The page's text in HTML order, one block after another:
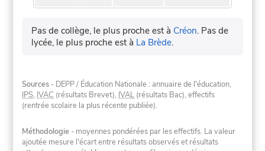
Pas de collège, le plus proche est à Créon. Pas de
lycée, le plus proche est à La Brède.
Sources - DEPP / Éducation Nationale : annuaire de l'éducation,
IPS, IVAC (résultats Brevet), IVAL (résultats Bac), effectifs
(rentrée scolaire la plus récente publiée).
Méthodologie - moyennes pondérées par les effectifs. La valeur
ajoutée mesure l'écart entre résultats observés et résultats